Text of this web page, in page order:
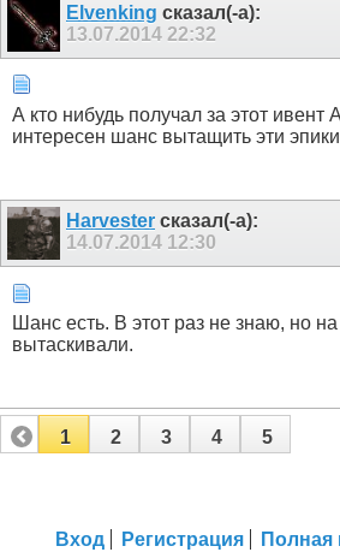
Elvenking сказал(-а):
13.07.2014 22:32
А кто нибудь получал за этот ивент
интересен шанс вытащить эти
Harvester сказал(-а):
14.07.2014 12:30
Шанс есть. В этот раз не знаю, но
вытаскивали.
1 2 3 4 5
Вход Регистрация Полная